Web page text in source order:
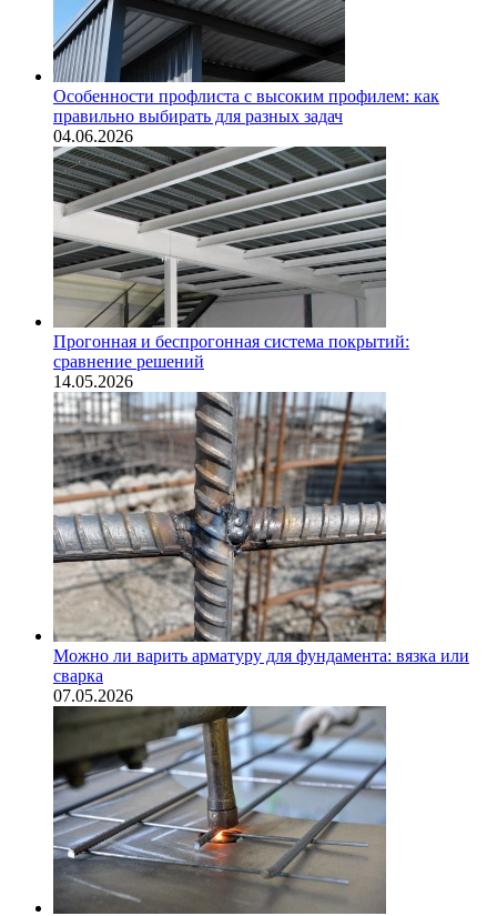
Особенности профлиста с высоким профилем: как
правильно выбирать для разных задач
04.06.2026
Прогонная и беспрогонная система покрытий:
сравнение решений
14.05.2026
Можно ли варить арматуру для фундамента: вязка или
сварка
07.05.2026